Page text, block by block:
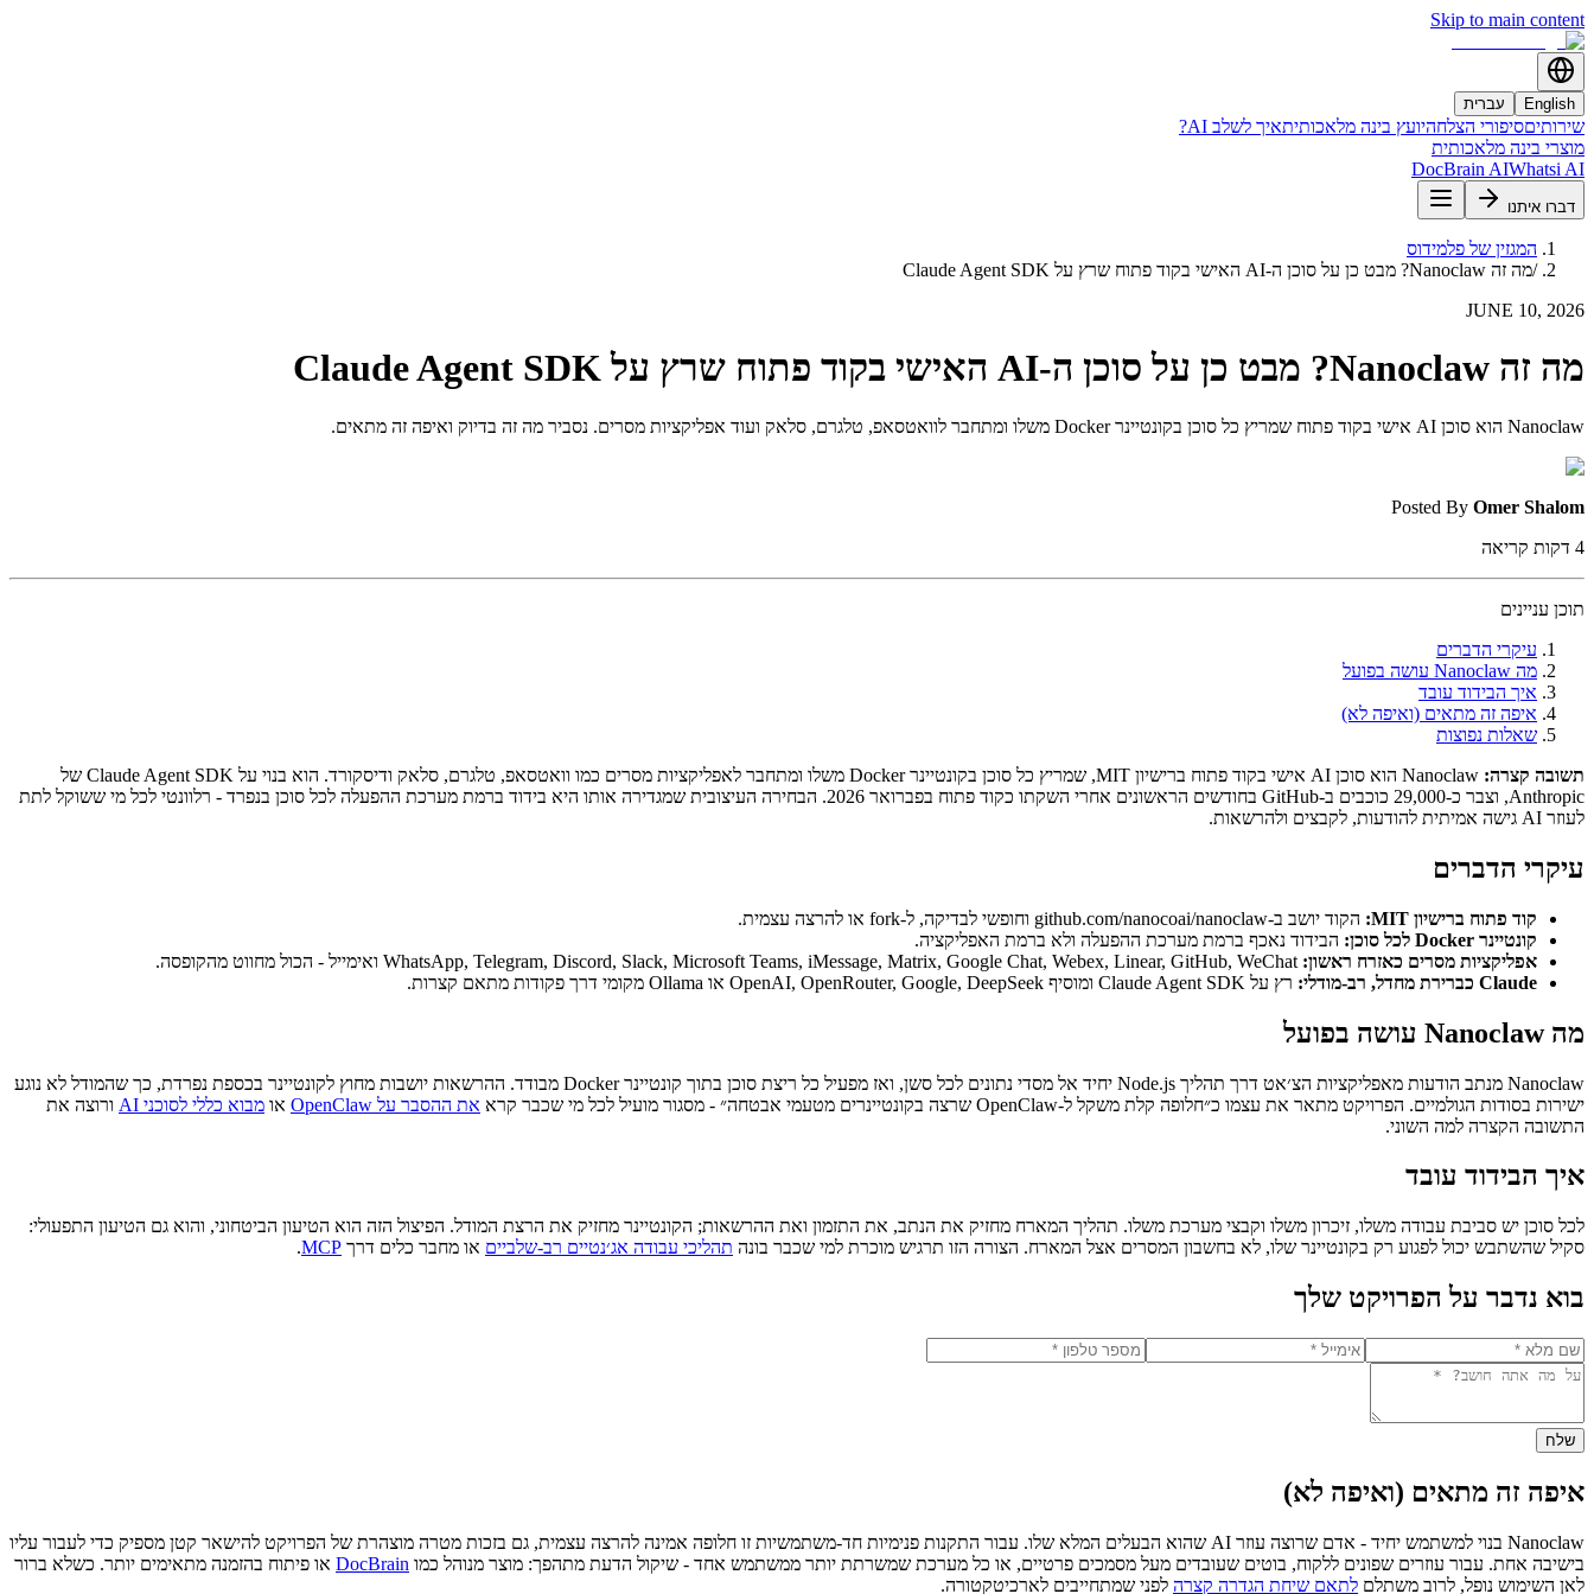
Skip to main content
English עברית
שירותיםסיפורי הצלחהיועץ בינה מלאכותיתאיך לשלב AI?
מוצרי בינה מלאכותית
DocBrain AIWhatsi AI
דברו איתנו
המגזין של פלמידוס
/מה זה Nanoclaw? מבט כן על סוכן ה-AI האישי בקוד פתוח שרץ על Claude Agent SDK
JUNE 10, 2026
מה זה Nanoclaw? מבט כן על סוכן ה-AI האישי בקוד פתוח שרץ על Claude Agent SDK
Nanoclaw הוא סוכן AI אישי בקוד פתוח שמריץ כל סוכן בקונטיינר Docker משלו ומתחבר לוואטסאפ, טלגרם, סלאק ועוד אפליקציות מסרים. נסביר מה זה בדיוק ואיפה זה מתאים.
Posted By Omer Shalom
4 דקות קריאה
תוכן עניינים
עיקרי הדברים
מה Nanoclaw עושה בפועל
איך הבידוד עובד
איפה זה מתאים (ואיפה לא)
שאלות נפוצות
תשובה קצרה:
Nanoclaw הוא סוכן AI אישי בקוד פתוח ברישיון MIT, שמריץ כל סוכן בקונטיינר Docker משלו ומתחבר לאפליקציות מסרים כמו וואטסאפ, טלגרם, סלאק ודיסקורד. הוא בנוי על Claude Agent SDK של
Anthropic, וצבר כ-29,000 כוכבים ב-GitHub בחודשים הראשונים אחרי השקתו כקוד פתוח בפברואר 2026. הבחירה העיצובית שמגדירה אותו היא בידוד ברמת מערכת ההפעלה לכל סוכן בנפרד - רלוונטי לכל מי ששוקל לתת
לעוזר AI גישה אמיתית להודעות, לקבצים ולהרשאות.
עיקרי הדברים
קוד פתוח ברישיון MIT:
הקוד יושב ב-github.com/nanocoai/nanoclaw וחופשי לבדיקה, ל-fork או להרצה עצמית.
קונטיינר Docker לכל סוכן:
הבידוד נאכף ברמת מערכת ההפעלה ולא ברמת האפליקציה.
אפליקציות מסרים כאזרח ראשון:
Claude כברירת מחדל, רב-מודלי:
רץ על Claude Agent SDK ומוסיף OpenAI, OpenRouter, Google, DeepSeek או Ollama מקומי דרך פקודות מתאם קצרות.
מה Nanoclaw עושה בפועל
Nanoclaw מנתב הודעות מאפליקציות הצ׳אט דרך תהליך Node.js יחיד אל מסדי נתונים לכל סשן, ואז מפעיל כל ריצת סוכן בתוך קונטיינר Docker מבודד. ההרשאות יושבות מחוץ לקונטיינר בכספת נפרדת, כך שהמודל לא נוגע
ישירות בסודות הגולמיים. הפרויקט מתאר את עצמו כ״חלופה קלת משקל ל-OpenClaw שרצה בקונטיינרים מטעמי אבטחה״ - מסגור מועיל לכל מי שכבר קרא
את ההסבר על OpenClaw או מבוא כללי לסוכני AI
ורוצה את
התשובה הקצרה למה השוני.
איך הבידוד עובד
לכל סוכן יש סביבת עבודה משלו, זיכרון משלו וקבצי מערכת משלו. תהליך המארח מחזיק את הנתב, את התזמון ואת ההרשאות; הקונטיינר מחזיק את הרצת המודל. הפיצול הזה הוא הטיעון הביטחוני, והוא גם הטיעון התפעולי:
סקיל שהשתבש יכול לפגוע רק בקונטיינר שלו, לא בחשבון המסרים אצל המארח. הצורה הזו תרגיש מוכרת למי שכבר בונה תהליכי עבודה אג׳נטיים רב-שלביים או מחבר כלים דרך MCP
.
בוא נדבר על הפרויקט שלך
שלח
איפה זה מתאים (ואיפה לא)
Nanoclaw בנוי למשתמש יחיד - אדם שרוצה עוזר AI שהוא הבעלים המלא שלו. עבור התקנות פנימיות חד-משתמשיות זו חלופה אמינה להרצה עצמית, גם בזכות מטרה מוצהרת של הפרויקט להישאר קטן מספיק כדי לעבור עליו
בישיבה אחת. עבור עוזרים שפונים ללקוח, בוטים שעובדים מעל מסמכים פרטיים, או כל מערכת שמשרתת יותר ממשתמש אחד - שיקול הדעת מתהפך: מוצר מנוהל כמו DocBrain או פיתוח בהזמנה מתאימים יותר. כשלא ברור
לאן השימוש נופל, לרוב משתלם לתאם שיחת הגדרה קצרה לפני שמתחייבים לארכיטקטורה.